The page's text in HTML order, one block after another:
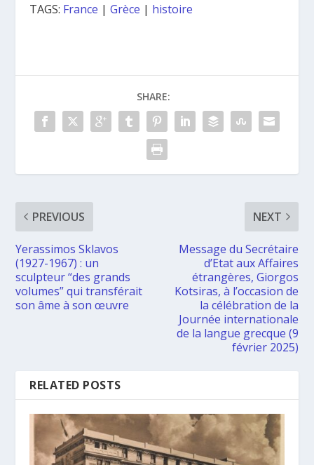
TAGS: France |Grèce | histoire
SHARE:
PREVIOUS
Yerassimos Sklavos
(1927-1967) : un
sculpteur “des grands
volumes” qui transférait
son âme à son œuvre
NEXT
Message du Secrétaire
d’Etat aux Affaires
étrangères, Giorgos
Kotsiras, à l’occasion de
la célébration de la
Journée internationale
de la langue grecque (9
février 2025)
RELATED POSTS